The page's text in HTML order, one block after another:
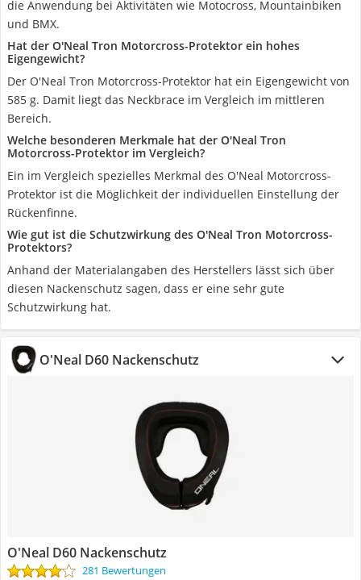
die Anwendung bei Aktivitäten wie Motocross, Mountainbiken
und BMX.
Hat der O'Neal Tron Motorcross-Protektor ein hohes
Eigengewicht?
Der O'Neal Tron Motorcross-Protektor hat ein Eigengewicht von
585 g. Damit liegt das Neckbrace im Vergleich im mittleren
Bereich.
Welche besonderen Merkmale hat der O'Neal Tron
Motorcross-Protektor im Vergleich?
Ein im Vergleich spezielles Merkmal des O'Neal Motorcross-
Protektor ist die Möglichkeit der individuellen Einstellung der
Rückenfinne.
Wie gut ist die Schutzwirkung des O'Neal Tron Motorcross-
Protektors?
Anhand der Materialangaben des Herstellers lässt sich über
diesen Nackenschutz sagen, dass er eine sehr gute
Schutzwirkung hat.
O'Neal D60 Nackenschutz
O'Neal D60 Nackenschutz
281 Bewertungen